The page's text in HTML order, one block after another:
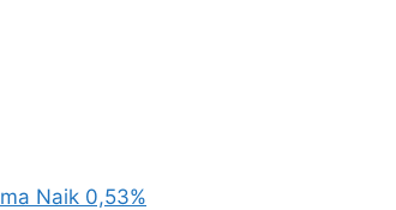
Naik 0,53%